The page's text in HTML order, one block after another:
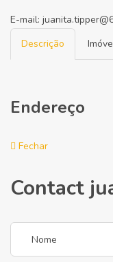
E-mail:
Descrição
Endereço
Fechar
Contact